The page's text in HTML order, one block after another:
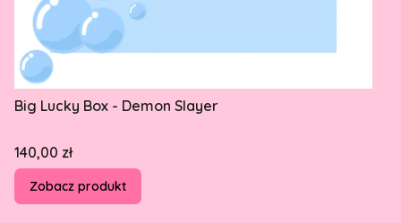
Big Lucky Box - Demon Slayer
Cena
140,00 zł
Zobacz produkt